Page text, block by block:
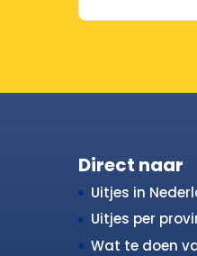
Direct naar
Uitjes in
Uitjes per
Wat te doen